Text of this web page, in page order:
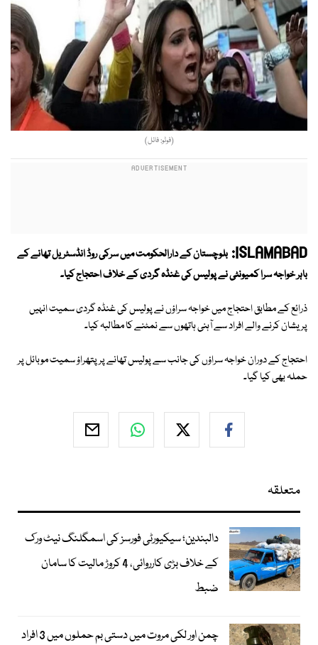
(فوٹو: فائل)
ISLAMABAD: بلوچستان کے دارالحکومت میں سرکی روڈ انڈسٹریل تھانے کے
باہر خواجہ سرا کمیونٹی نے پولیس کی غنڈہ گردی کے خلاف احتجاج کیا۔
ذرائع کے مطابق احتجاج میں خواجہ سراؤں نے پولیس کی غنڈہ گردی سمیت انہیں
پریشان کرنے والے افراد سے آہنی ہاتھوں سے نمٹنے کا مطالبہ کیا۔
احتجاج کے دوران خواجہ سراؤں کی جانب سے پولیس تھانے پر پتھراؤ سمیت موبائل پر
حملہ بھی کیا گیا۔
متعلقہ
دالبندین؛ سیکیورٹی فورسز کی اسمگلنگ نیٹ ورک
کے خلاف بڑی کارروائی، 4 کروڑ مالیت کا سامان
ضبط
چمن اور لکی مروت میں دستی بم حملوں میں 3 افراد